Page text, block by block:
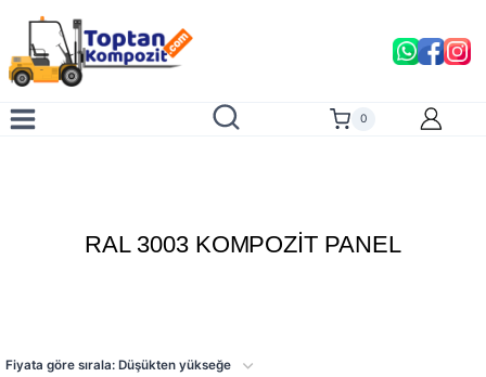
content
0
RAL 3003 KOMPOZİT PANEL